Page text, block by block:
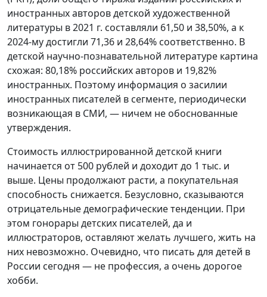
иностранных авторов детской художественной
литературы в 2021 г. составляли 61,50 и 38,50%, а к
2024-му достигли 71,36 и 28,64% соответственно. В
детской научно-познавательной литературе картина
схожая: 80,18% российских авторов и 19,82%
иностранных. Поэтому информация о засилии
иностранных писателей в сегменте, периодически
возникающая в СМИ, — ничем не обоснованные
утверждения.
Стоимость иллюстрированной детской книги
начинается от 500 рублей и доходит до 1 тыс. и
выше. Цены продолжают расти, а покупательная
способность снижается. Безусловно, сказываются
отрицательные демографические тенденции. При
этом гонорары детских писателей, да и
иллюстраторов, оставляют желать лучшего, жить на
них невозможно. Очевидно, что писать для детей в
России сегодня — не профессия, а очень дорогое
хобби.